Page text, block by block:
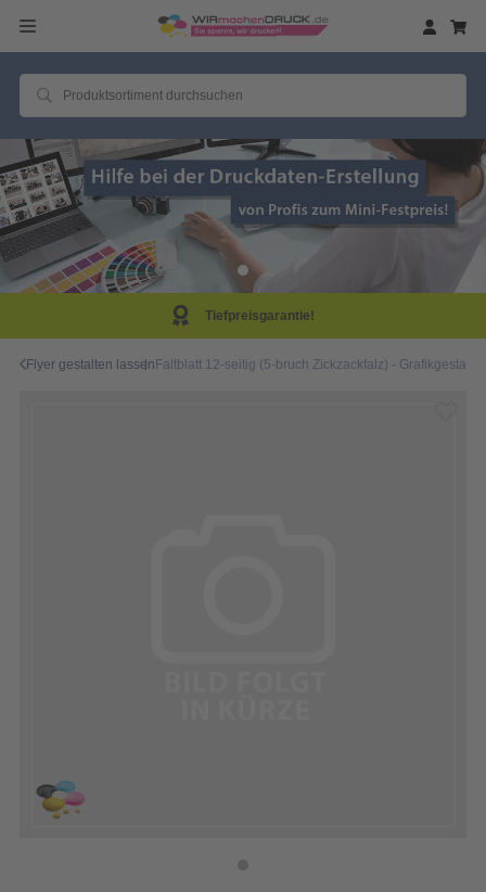
Flyer gestalten lassenFaltblatt 12-seitig (5-bruch Zickzackfalz) -